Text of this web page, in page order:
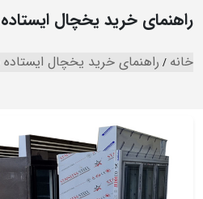
راهنمای خرید یخچال ایستاده
خانه راهنمای خرید یخچال ایستاده